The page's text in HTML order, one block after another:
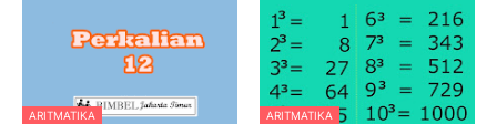
ARITMATIKA ARITMATIKA